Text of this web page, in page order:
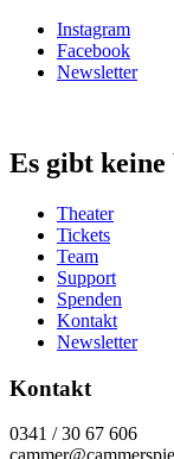
Instagram
Facebook
Newsletter
Es gibt
Theater
Tickets
Team
Support
Spenden
Kontakt
Newsletter
Kontakt
0341 / 30 67 606